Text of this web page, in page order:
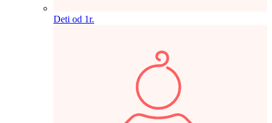
Deti od 1r.